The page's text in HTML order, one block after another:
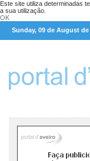
Este site utiliza determinadas
a sua utilização.
OK
Sunday, 09 de August de